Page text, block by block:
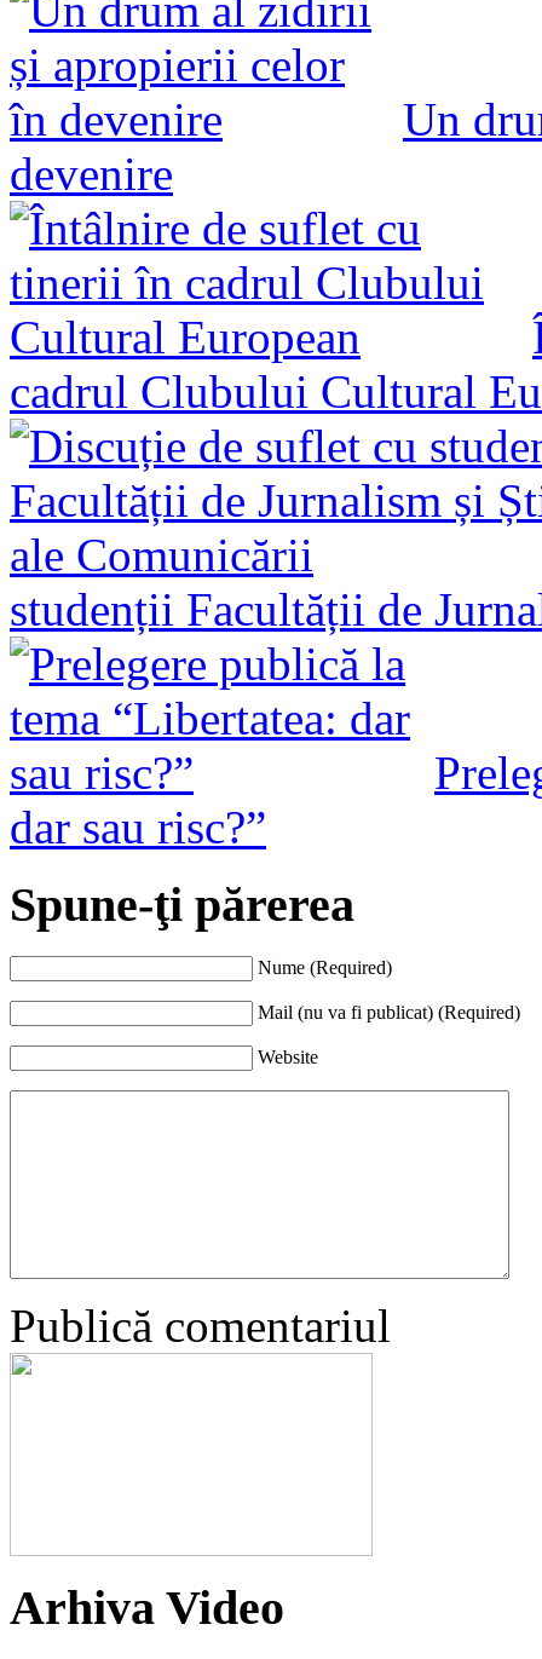
Un
devenire
cadrul Clubului Cultural
studenții Facultății de
dar sau risc?”
Spune-ţi părerea
Nume (Required)
Mail (nu va fi publicat) (Required)
Website
Publică comentariul
Arhiva Video